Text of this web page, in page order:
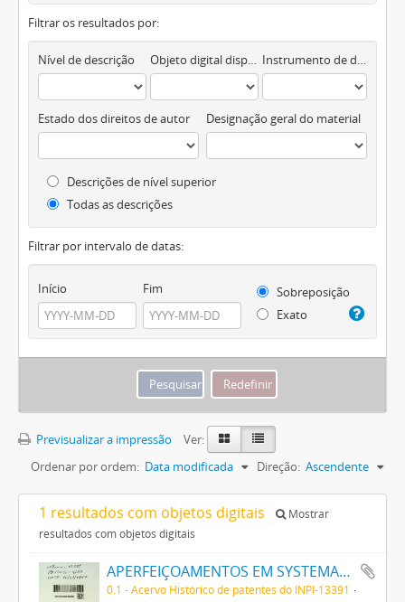
Filtrar os resultados por:
Nível de descrição Objeto digital disponível Instrumento de descrição documental
Estado dos direitos de autor Designação geral do material
Descrições de nível superior
Todas as descrições
Filtrar por intervalo de datas:
Início Fim
Sobreposição
Exato
Previsualizar a impressão
Ver:
Ordenar por ordem: Data modificada Direção: Ascendente
1 resultados com objetos digitais
Mostrar
resultados com objetos digitais
APERFEIÇOAMENTOS EM SYSTEMAS SIGNALADORES SEM FIO
0.1 - Acervo Histórico de patentes do INPI-13391